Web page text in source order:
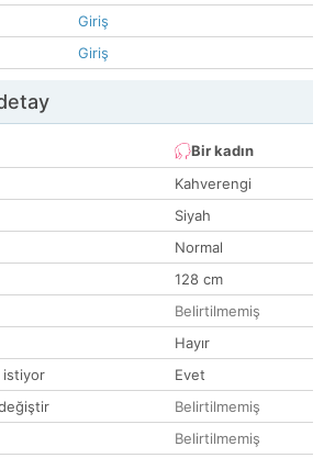
Giriş
Giriş
Bir kadın
Kahverengi
Siyah
Normal
128 cm
Belirtilmemiş
Hayır
istiyor
Evet
Belirtilmemiş
Belirtilmemiş